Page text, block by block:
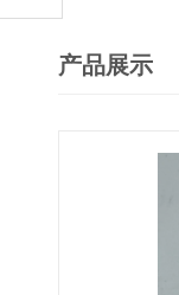
产品展示